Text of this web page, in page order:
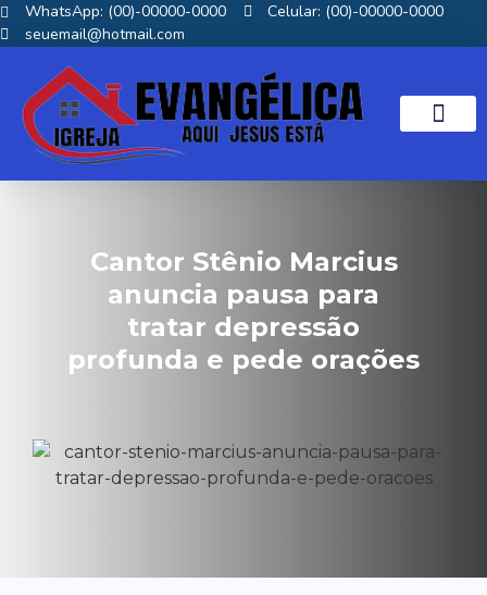
WhatsApp: (00)-00000-0000
Celular: (00)-00000-0000
seuemail@hotmail.com
Cantor Stênio Marcius
anuncia pausa para
tratar depressão
profunda e pede orações